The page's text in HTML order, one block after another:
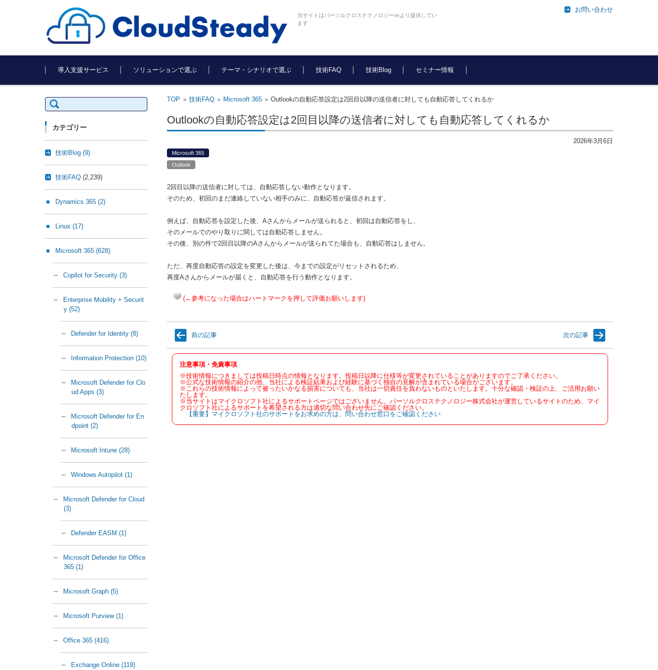
当サイトはパーソルクロステクノロジー㈱より提供してい
ます
お問い合わせ
コンテンツに移動
導入支援サービス
ソリューションで選ぶ テーマ・シナリオで選ぶ 技術FAQ 技術Blog セミナー情報
TOP > 技術FAQ> Microsoft 365> Outlookの自動応答設定は2回目以降の送信者に対しても自動応答してくれるか
Outlookの自動応答設定は2回目以降の送信者に対しても自動応答してくれるか
2026年3月6日
Microsoft 365
Outlook
2回目以降の送信者に対しては、自動応答しない動作となります。
そのため、初回のまだ連絡していない相手のみに、自動応答が返信されます。
例えば、自動応答を設定した後、 Aさんからメールが送られると、初回は自動応答をし、
そのメールでのやり取りに関しては自動応答しません。
その後、別の件で2回目以降のAさんからメールが送られてた場合も、自動応答はしません。
ただ、再度自動応答の設定を変更した後は、今までの設定がリセットされるため、
再度Aさんからメールが届くと、自動応答を行う動作となります。
(←参考になった場合はハートマークを押して評価お願いします)
前の記事 次の記事
注意事項・免責事項
※技術情報につきましては投稿日時点の情報となります。投稿日以降に仕様等が変更されていることがありますのでご了承ください。
※公式な技術情報の紹介の他、当社による検証結果および経験に基づく独自の見解が含まれている場合がございます。
※これらの技術情報によって被ったいかなる損害についても、当社は一切責任を負わないものといたします。十分な確認・検証の上、ご活用お願い
たします。
※当サイトはマイクロソフト社によるサポートページではございません。パーソルクロステクノロジー株式会社が運営しているサイトのため、マイ
クロソフト社によるサポートを希望される方は適切な問い合わせ先にご確認ください。
【重要】マイクロソフト社のサポートをお求めの方は、問い合わせ窓口をご確認ください
検
索:
カテゴリー
技術Blog (9)
技術FAQ (2,239)
Dynamics 365 (2)
Linux (17)
Microsoft 365 (628)
Copilot for Security (3)
Enterprise Mobility + Securit
y (52)
Defender for Identity (8)
Information Protection (10)
Microsoft Defender for Clo
ud Apps (3)
Microsoft Defender for En
dpoint (2)
Microsoft Intune (28)
Windows Autopilot (1)
Microsoft Defender for Cloud
(3)
Defender EASM (1)
Microsoft Defender for Office
365 (1)
Microsoft Graph (5)
Microsoft Purview (1)
Office 365 (416)
Exchange Online (119)